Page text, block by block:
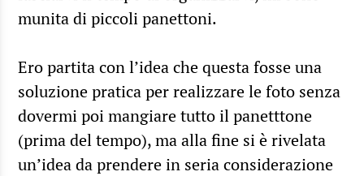
munita di piccoli panettoni.
Ero partita con l’idea che questa fosse una
soluzione pratica per realizzare le foto senza
dovermi poi mangiare tutto il panetttone
(prima del tempo), ma alla fine si è rivelata
un’idea da prendere in seria considerazione